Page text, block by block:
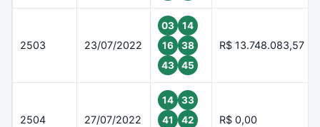
2503 23/07/2022
03
14
16
38
43
45
R$ 13.748.083,57
2504 27/07/2022
14
33
41
42
R$ 0,00